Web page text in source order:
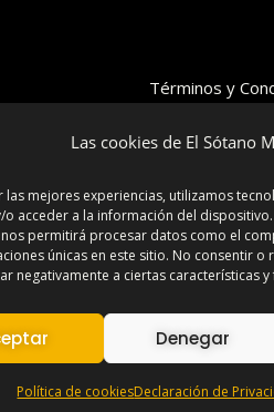
Las cookies de El Sótano
las mejores experiencias, utilizamos
o acceder a la información del
permitirá procesar datos como el
únicas en este sitio. No consentir o
negativamente a ciertas características y
Denegar
Política de cookiesDeclaración de
Términos y
Aviso Legal